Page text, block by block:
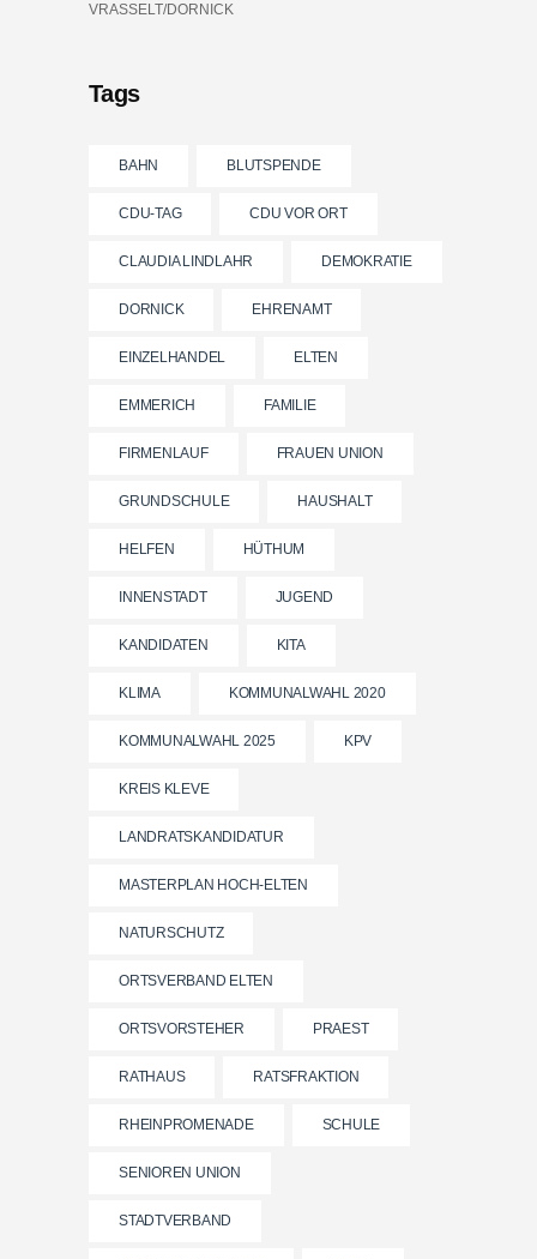
VRASSELT/DORNICK
Tags
BAHN BLUTSPENDE
CDU-TAG CDU VOR ORT
CLAUDIA LINDLAHR DEMOKRATIE
DORNICK EHRENAMT
EINZELHANDEL ELTEN
EMMERICH FAMILIE
FIRMENLAUF FRAUEN UNION
GRUNDSCHULE HAUSHALT
HELFEN HÜTHUM
INNENSTADT JUGEND
KANDIDATEN KITA
KLIMA KOMMUNALWAHL 2020
KOMMUNALWAHL 2025 KPV
KREIS KLEVE
LANDRATSKANDIDATUR
MASTERPLAN HOCH-ELTEN
NATURSCHUTZ
ORTSVERBAND ELTEN
ORTSVORSTEHER PRAEST
RATHAUS RATSFRAKTION
RHEINPROMENADE SCHULE
SENIOREN UNION
STADTVERBAND